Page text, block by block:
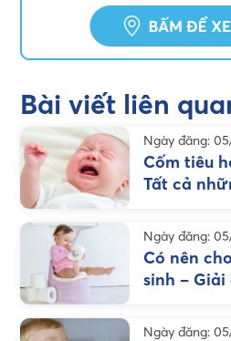
Bài viết liên
Ngày đăng:
Cốm tiêu
Tất cả
Ngày đăng:
Có nên
sinh –
Ngày đăng: